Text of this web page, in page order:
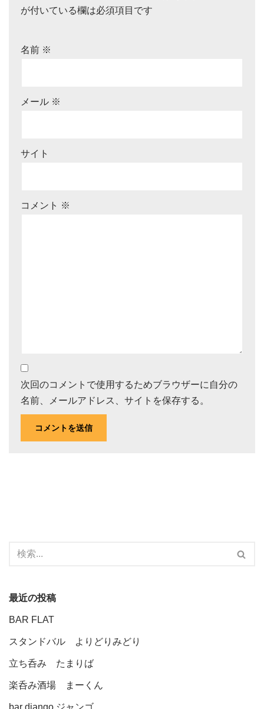
が付いている欄は必須項目です
名前 ※
メール ※
サイト
コメント ※
次回のコメントで使用するためブラウザーに自分の
名前、メールアドレス、サイトを保存する。
最近の投稿
BAR FLAT
スタンドバル よりどりみどり
立ち呑み たまりば
楽呑み酒場 まーくん
bar django ジャンゴ